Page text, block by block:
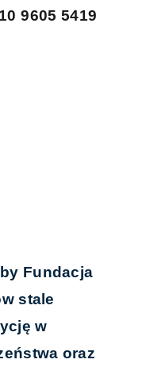
9605 5419
Fundacja
stale
w
oraz